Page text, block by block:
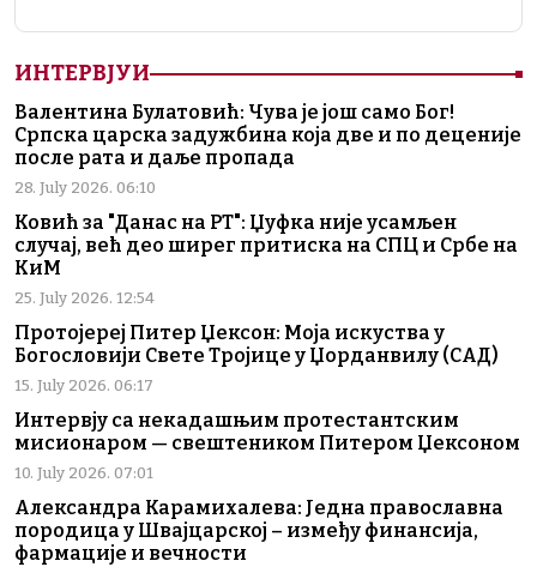
ИНТЕРВЈУИ
Валентина Булатовић: Чува је још само Бог!
Српска царска задужбина која две и по деценије
после рата и даље пропада
28. July 2026. 06:10
Ковић за "Данас на РТ": Џуфка није усамљен
случај, већ део ширег притиска на СПЦ и Србе на
КиМ
25. July 2026. 12:54
Протојереј Питер Џексон: Моја искуства у
Богословији Свете Тројице у Џорданвилу (САД)
15. July 2026. 06:17
Интервју са некадашњим протестантским
мисионаром — свештеником Питером Џексоном
10. July 2026. 07:01
Александра Карамихалева: Једна православна
породица у Швајцарској – између финансија,
фармације и вечности